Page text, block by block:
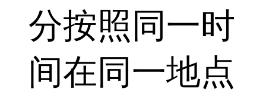
分按照同一时
间在同一地点